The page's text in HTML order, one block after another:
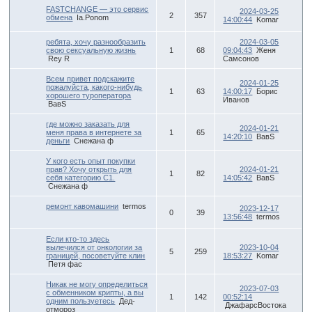
FASTCHANGE — это сервис
обмена
Ia.Ponom 2 357
2024-03-25
14:00:44
Komar
ребята, хочу разнообразить
свою сексуальную жизнь
Rey R
1 68
2024-03-05
09:04:43 Женя
Самсонов
Всем привет подскажите
пожалуйста, какого-нибудь
хорошего туроператора
ВавS
1 63
2024-01-25
14:00:17
Борис
Иванов
где можно заказать для
меня права в интернете за
деньги Снежана ф
1 65
2024-01-21
14:20:10
ВавS
У кого есть опыт покупки
прав? Хочу открыть для
себя категорию С1.
Снежана ф
1 82
2024-01-21
14:05:42
ВавS
ремонт кавомашини termos
0 39
2023-12-17
13:56:48 termos
Если кто-то здесь
вылечился от онкологии за
границей, посоветуйте клин
Петя фас
5 259
2023-10-04
18:53:27
Komar
Никак не могу определиться
с обменником крипты, а вы
одним пользуетесь Дед-
отмороз
1 142
2023-07-03
00:52:14
ДжафарсВостока